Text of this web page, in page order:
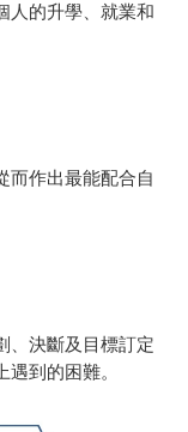
人的升學、就業和
而作出最能配合自
、決斷及目標訂定
到的困難。